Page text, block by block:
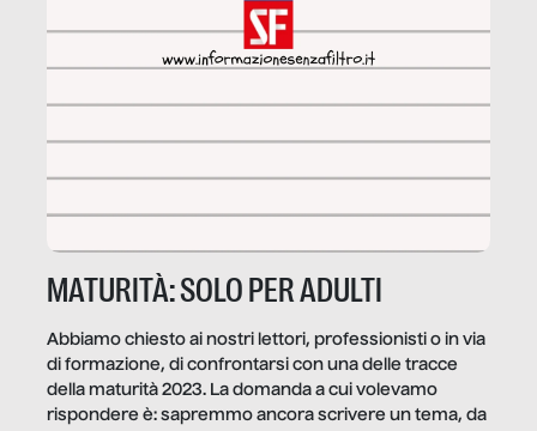
MATURITÀ: SOLO PER ADULTI
Abbiamo chiesto ai nostri lettori, professionisti o in via
di formazione, di confrontarsi con una delle tracce
della maturità 2023. La domanda a cui volevamo
rispondere è: sapremmo ancora scrivere un tema, da